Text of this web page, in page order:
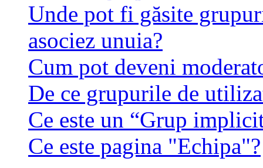
Unde pot fi găsite
asociez unuia?
Cum pot deveni
De ce grupurile de
Ce este un “Grup
Ce este pagina "Echipa"?